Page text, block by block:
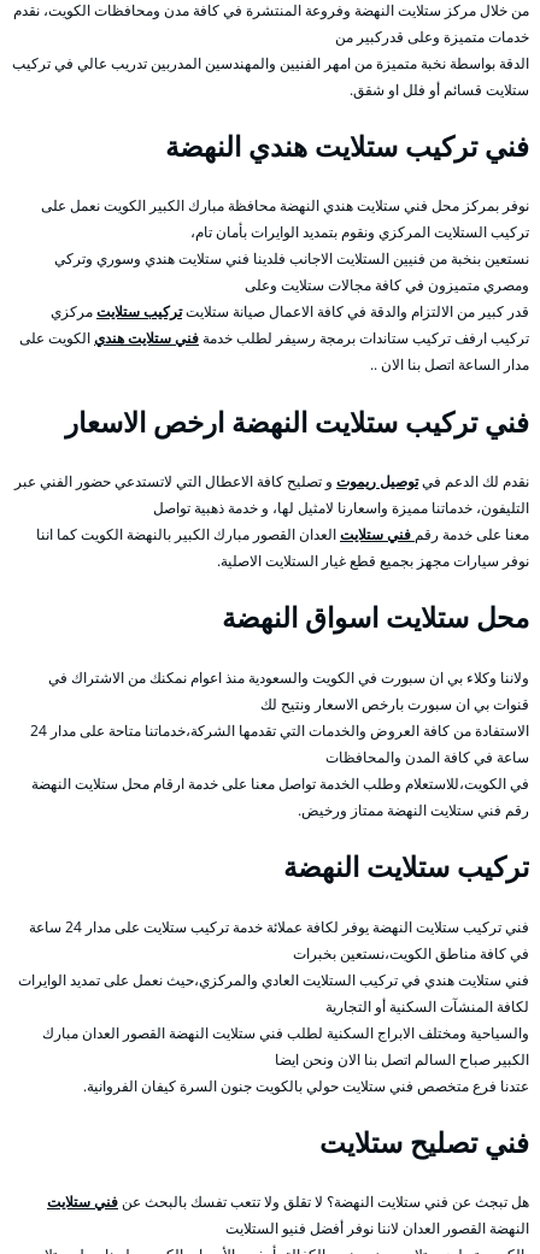
من خلال مركز ستلايت النهضة وفروعة المنتشرة في كافة مدن ومحافظات الكويت، نقدم
خدمات متميزة وعلى قدركبير من
الدقة بواسطة نخبة متميزة من امهر الفنيين والمهندسين المدربين تدريب عالي في تركيب
ستلايت قسائم أو فلل او شقق.
فني تركيب ستلايت هندي النهضة
نوفر بمركز محل فني ستلايت هندي النهضة محافظة مبارك الكبير الكويت نعمل على
تركيب الستلايت المركزي ونقوم بتمديد الوايرات بأمان تام،
نستعين بنخبة من فنيين الستلايت الاجانب فلدينا فني ستلايت هندي وسوري وتركي
ومصري متميزون في كافة مجالات ستلايت وعلى
قدر كبير من الالتزام والدقة في كافة الاعمال صيانة ستلايتتركيب ستلايتمركزي
تركيب ارفف تركيب ستاندات برمجة رسيفر لطلب خدمةفني ستلايت هنديالكويت على
مدار الساعة اتصل بنا الان ..
فني تركيب ستلايت النهضة ارخص الاسعار
نقدم لك الدعم فيتوصيل ريموت و تصليح كافة الاعطال التي لاتستدعي حضور الفني عبر
التليفون، خدماتنا مميزة واسعارنا لامثيل لها، و خدمة ذهبية تواصل
معنا على خدمة رقم فني ستلايتالعدان القصور مبارك الكبير بالنهضة الكويت كما اننا
نوفر سيارات مجهز بجميع قطع غيار الستلايت الاصلية.
محل ستلايت اسواق النهضة
ولاننا وكلاء بي ان سبورت في الكويت والسعودية منذ اعوام نمكنك من الاشتراك في
قنوات بي ان سبورت بارخص الاسعار ونتيح لك
الاستفادة من كافة العروض والخدمات التي تقدمها الشركة،خدماتنا متاحة على مدار 24
ساعة في كافة المدن والمحافظات
في الكويت،للاستعلام وطلب الخدمة تواصل معنا على خدمة ارقام محل ستلايت النهضة
رقم فني ستلايت النهضة ممتاز ورخيض.
تركيب ستلايت النهضة
فني تركيب ستلايت النهضة يوفر لكافة عملائة خدمة تركيب ستلايت على مدار 24 ساعة
في كافة مناطق الكويت،نستعين بخبرات
فني ستلايت هندي في تركيب الستلايت العادي والمركزي،حيث نعمل على تمديد الوايرات
لكافة المنشآت السكنية أو التجارية
والسياحية ومختلف الابراج السكنية لطلب فني ستلايت النهضة القصور العدان مبارك
الكبير صباح السالم اتصل بنا الان ونحن ايضا
عتدنا فرع متخصص فني ستلايت حولي بالكويت جنون السرة كيفان الفروانية.
فني تصليح ستلايت
هل تبجث عن فني ستلايت النهضة؟ لا تقلق ولا تتعب تفسك بالبحث عنفني ستلايت
النهضة القصور العدان لاننا نوفر أفضل فنيو الستلايت